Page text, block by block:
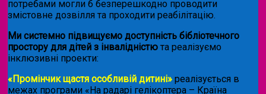
потребами могли б безперешкодно проводити
змістовне дозвілля та проходити реабілітацію.
Ми системно підвищуємо доступність бібліотечного
простору для дітей з інвалідністю та реалізуємо
інклюзивні проекти:
«Промінчик щастя особливій дитині» реалізується в
межах програми «На радарі гелікоптера – Країна